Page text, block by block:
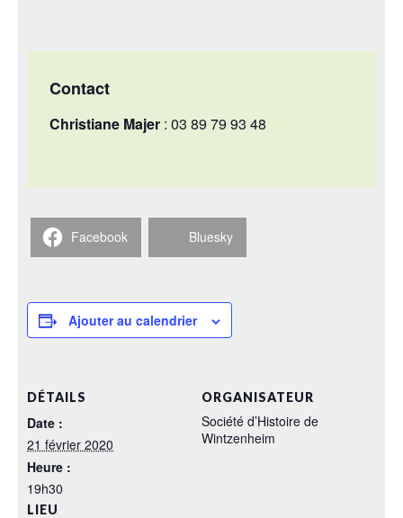
Contact
Christiane Majer : 03 89 79 93 48
Facebook Bluesky
Ajouter au calendrier
DÉTAILS
Date :
21 février 2020
Heure :
19h30
LIEU
ORGANISATEUR
Société d’Histoire de
Wintzenheim